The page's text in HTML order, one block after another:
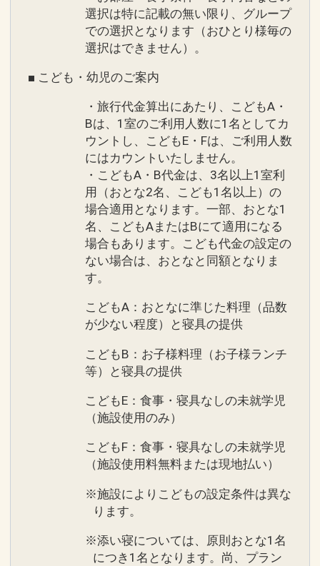
選択は特に記載の無い限り、グループ
での選択となります（おひとり様毎の
選択はできません）。
■ こども・幼児のご案内
・旅行代金算出にあたり、こどもA・
Bは、1室のご利用人数に1名としてカ
ウントし、こどもE・Fは、ご利用人数
にはカウントいたしません。
・こどもA・B代金は、3名以上1室利
用（おとな2名、こども1名以上）の
場合適用となります。一部、おとな1
名、こどもAまたはBにて適用になる
場合もあります。こども代金の設定の
ない場合は、おとなと同額となりま
す。
こどもA：おとなに準じた料理（品数
が少ない程度）と寝具の提供
こどもB：お子様料理（お子様ランチ
等）と寝具の提供
こどもE：食事・寝具なしの未就学児
（施設使用のみ）
こどもF：食事・寝具なしの未就学児
（施設使用料無料または現地払い）
※施設によりこどもの設定条件は異な
ります。
※添い寝については、原則おとな1名
につき1名となります。尚、プラン